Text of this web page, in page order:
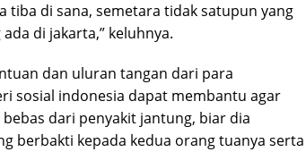
tiba di sana, semetara tidak satupun yang
di jakarta,” keluhnya.
dan uluran tangan dari para
sosial indonesia dapat membantu agar
dari penyakit jantung, biar dia
berbakti kepada kedua orang tuanya serta